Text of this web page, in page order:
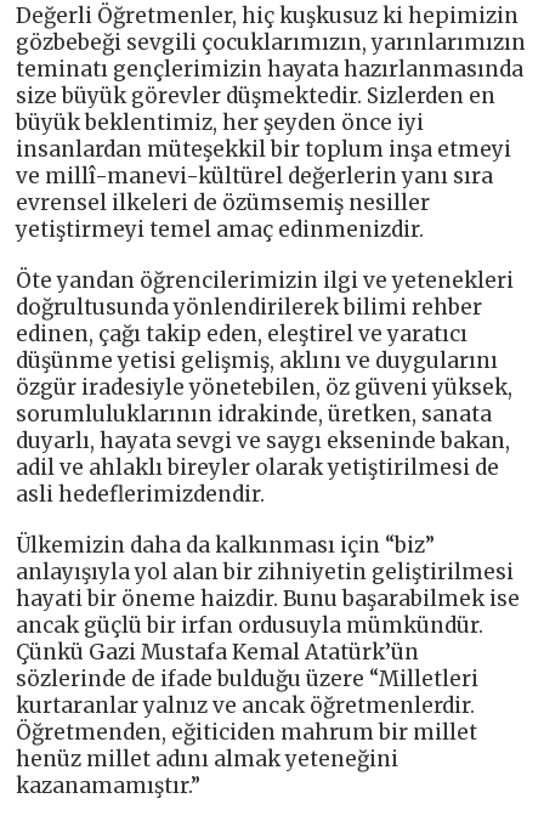
Değerli Öğretmenler, hiç kuşkusuz ki hepimizin
gözbebeği sevgili çocuklarımızın, yarınlarımızın
teminatı gençlerimizin hayata hazırlanmasında
size büyük görevler düşmektedir. Sizlerden en
büyük beklentimiz, her şeyden önce iyi
insanlardan müteşekkil bir toplum inşa etmeyi
ve millî-manevi-kültürel değerlerin yanı sıra
evrensel ilkeleri de özümsemiş nesiller
yetiştirmeyi temel amaç edinmenizdir.
Öte yandan öğrencilerimizin ilgi ve yetenekleri
doğrultusunda yönlendirilerek bilimi rehber
edinen, çağı takip eden, eleştirel ve yaratıcı
düşünme yetisi gelişmiş, aklını ve duygularını
özgür iradesiyle yönetebilen, öz güveni yüksek,
sorumluluklarının idrakinde, üretken, sanata
duyarlı, hayata sevgi ve saygı ekseninde bakan,
adil ve ahlaklı bireyler olarak yetiştirilmesi de
asli hedeflerimizdendir.
Ülkemizin daha da kalkınması için “biz”
anlayışıyla yol alan bir zihniyetin geliştirilmesi
hayati bir öneme haizdir. Bunu başarabilmek ise
ancak güçlü bir irfan ordusuyla mümkündür.
Çünkü Gazi Mustafa Kemal Atatürk’ün
sözlerinde de ifade bulduğu üzere “Milletleri
kurtaranlar yalnız ve ancak öğretmenlerdir.
Öğretmenden, eğiticiden mahrum bir millet
henüz millet adını almak yeteneğini
kazanamamıştır.”